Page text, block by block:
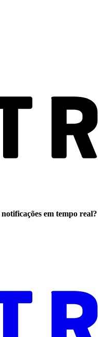
notificações em tempo real?